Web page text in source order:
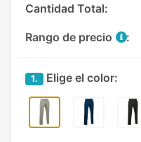
Cantidad Total:
Rango de precio
:
1. Elige el color: